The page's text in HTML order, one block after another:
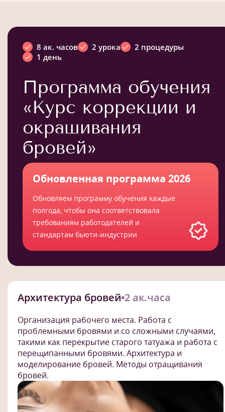
8 ак. часов 2 урока
2 процедуры
1 день
Программа обучения
«Курс коррекции и
окрашивания
бровей»
Обновленная программа 2026
Обновляем программу обучения каждые
полгода, чтобы она соответствовала
требованиям работодателей и
стандартам бьюти-индустрии
Архитектура бровей 2 ак.часа
Организация рабочего места. Работа с
проблемными бровями и со сложными случаями,
такими как перекрытие старого татуажа и работа с
перещипанными бровями. Архитектура и
моделирование бровей. Методы отращивания
бровей.